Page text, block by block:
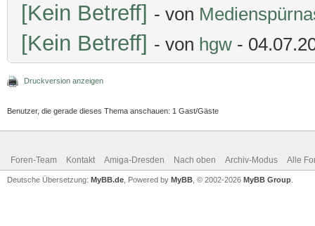
[Kein Betreff] - von
[Kein Betreff] - von hgw -
Druckversion anzeigen
Benutzer, die gerade dieses Thema anschauen: 1 Gast/Gäste
Foren-Team Kontakt Amiga-Dresden Nach oben Archiv-Modus Alle
Deutsche Übersetzung: MyBB.de, Powered by MyBB, © 2002-2026 MyBB Group.